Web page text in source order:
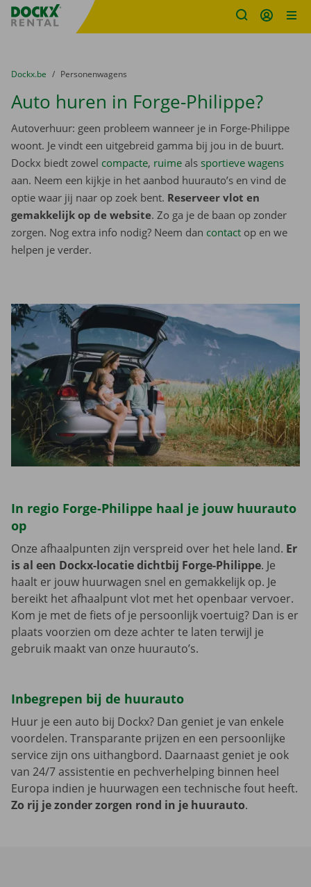
Fratello DEMO
U bevindt zich hier:
van
Dockx.be naar
Personenwagens
Auto huren in Forge-Philippe?
Autoverhuur: geen probleem wanneer je in Forge-Philippe
woont. Je vindt een uitgebreid gamma bij jou in de buurt.
Dockx biedt zowel compacte, ruime als sportieve wagens
aan. Neem een kijkje in het aanbod huurauto’s en vind de
optie waar jij naar op zoek bent. Reserveer vlot en
gemakkelijk op de website. Zo ga je de baan op zonder
zorgen. Nog extra info nodig? Neem dan contact op en we
helpen je verder.
In regio Forge-Philippe haal je jouw huurauto
op
Onze afhaalpunten zijn verspreid over het hele land. Er
is al een Dockx-locatie dichtbij Forge-Philippe. Je
haalt er jouw huurwagen snel en gemakkelijk op. Je
bereikt het afhaalpunt vlot met het openbaar vervoer.
Kom je met de fiets of je persoonlijk voertuig? Dan is er
plaats voorzien om deze achter te laten terwijl je
gebruik maakt van onze huurauto’s.
Inbegrepen bij de huurauto
Huur je een auto bij Dockx? Dan geniet je van enkele
voordelen. Transparante prijzen en een persoonlijke
service zijn ons uithangbord. Daarnaast geniet je ook
van 24/7 assistentie en pechverhelping binnen heel
Europa indien je huurwagen een technische fout heeft.
Zo rij je zonder zorgen rond in je huurauto.